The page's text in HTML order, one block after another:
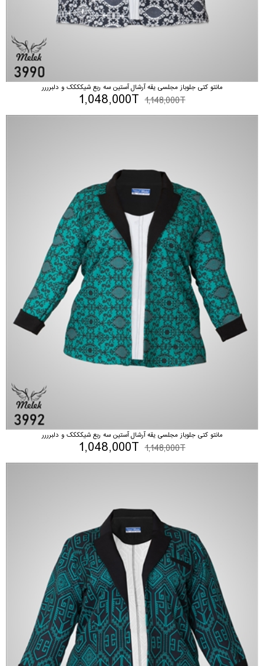
مانتو کتی جلوباز مجلسی یقه آرشال آستین سه ربع شیکککک و دلبرررر
1,148,000T
1,048,000T
مانتو کتی جلوباز مجلسی یقه آرشال آستین سه ربع شیکککک و دلبرررر
1,148,000T
1,048,000T